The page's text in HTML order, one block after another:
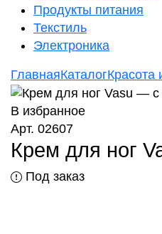
Продукты питания
Текстиль
Электроника
ГлавнаяКаталогКрасота
В избранное
Арт. 02607
Крем для ног
Под заказ